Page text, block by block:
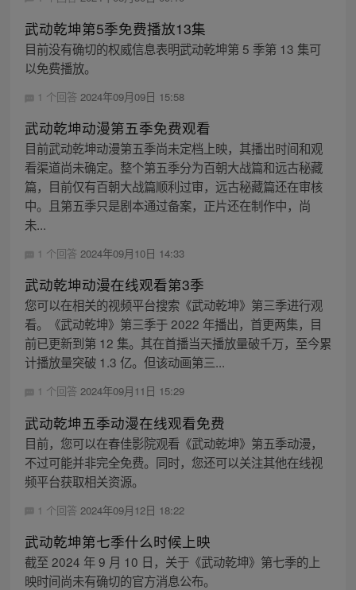
武动乾坤第5季免费播放13集
目前没有确切的权威信息表明武动乾坤第 5 季第 13 集可
以免费播放。
1 个回答 2024年09月09日 15:58
武动乾坤动漫第五季免费观看
目前武动乾坤动漫第五季尚未定档上映，其播出时间和观
看渠道尚未确定。整个第五季分为百朝大战篇和远古秘藏
篇，目前仅有百朝大战篇顺利过审，远古秘藏篇还在审核
中。且第五季只是剧本通过备案，正片还在制作中，尚
未...
1 个回答 2024年09月10日 14:33
武动乾坤动漫在线观看第3季
您可以在相关的视频平台搜索《武动乾坤》第三季进行观
看。《武动乾坤》第三季于 2022 年播出，首更两集，目
前已更新到第 12 集。其在首播当天播放量破千万，至今累
计播放量突破 1.3 亿。但该动画第三...
1 个回答 2024年09月11日 15:29
武动乾坤五季动漫在线观看免费
目前，您可以在春佳影院观看《武动乾坤》第五季动漫，
不过可能并非完全免费。同时，您还可以关注其他在线视
频平台获取相关资源。
1 个回答 2024年09月12日 18:22
武动乾坤第七季什么时候上映
截至 2024 年 9 月 10 日，关于《武动乾坤》第七季的上
映时间尚未有确切的官方消息公布。